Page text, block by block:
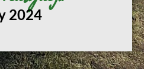
2024